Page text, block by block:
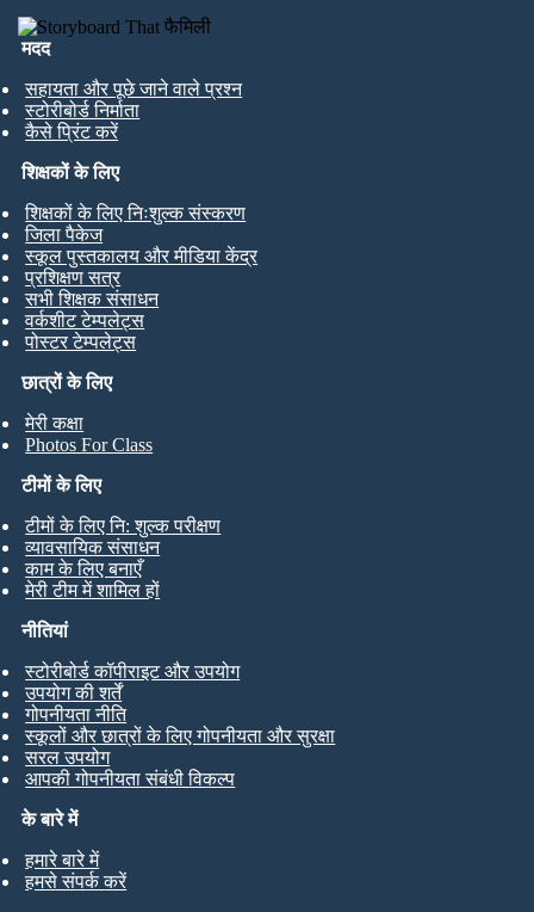
मदद
सहायता और पूछे जाने वाले प्रश्न
स्टोरीबोर्ड निर्माता
कैसे प्रिंट करें
छात्रों के लिए
मेरी कक्षा
Photos For Class
शिक्षकों के लिए
शिक्षकों के लिए निःशुल्क संस्करण
जिला पैकेज
स्कूल पुस्तकालय और मीडिया केंद्र
प्रशिक्षण सत्र
सभी शिक्षक संसाधन
वर्कशीट टेम्पलेट्स
पोस्टर टेम्पलेट्स
टीमों के लिए
टीमों के लिए नि: शुल्क परीक्षण
व्यावसायिक संसाधन
काम के लिए बनाएँ
मेरी टीम में शामिल हों
के बारे में
हमारे बारे में
हमसे संपर्क करें
नीतियां
स्टोरीबोर्ड कॉपीराइट और उपयोग
उपयोग की शर्तें
गोपनीयता नीति
स्कूलों और छात्रों के लिए गोपनीयता और सुरक्षा
सरल उपयोग
आपकी गोपनीयता संबंधी विकल्प